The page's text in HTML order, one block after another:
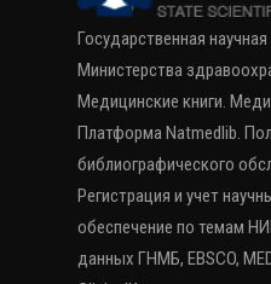
Государственная
Министерства
Медицинские книги.
Платформа Natmedlib.
библиографического
Регистрация и учет
обеспечение по темам
данных ГНМБ, EBSCO,